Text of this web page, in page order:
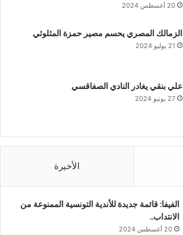
20 أغسطس 2024
الزمالك المصري يحسم مصير حمزة المثلوثي
21 يوليو 2024
علي بنقي يغادر النادي الصفاقسي
27 يونيو 2024
الأخيرة
الفيفا: قائمة جديدة للأندية التونسية الممنوعة من
الانتداب..
20 أغسطس 2024